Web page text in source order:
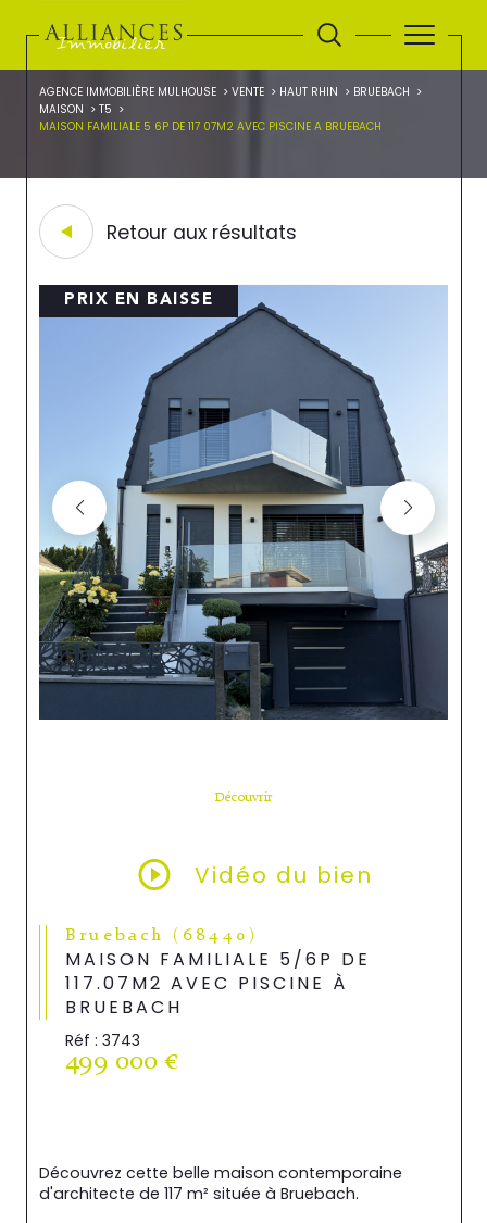
AGENCE IMMOBILIÈRE MULHOUSE VENTE HAUT RHIN
BRUEBACH
MAISON
T5
MAISON FAMILIALE 5 6P DE 117 07M2 AVEC PISCINE A BRUEBACH
Retour aux résultats
PRIX EN BAISSE
Découvrir
Vidéo du bien
Bruebach (68440)
MAISON FAMILIALE 5/6P DE
117.07M2 AVEC PISCINE À
BRUEBACH
Réf : 3743
499 000 €
Découvrez cette belle maison contemporaine
d'architecte de 117 m² située à Bruebach.